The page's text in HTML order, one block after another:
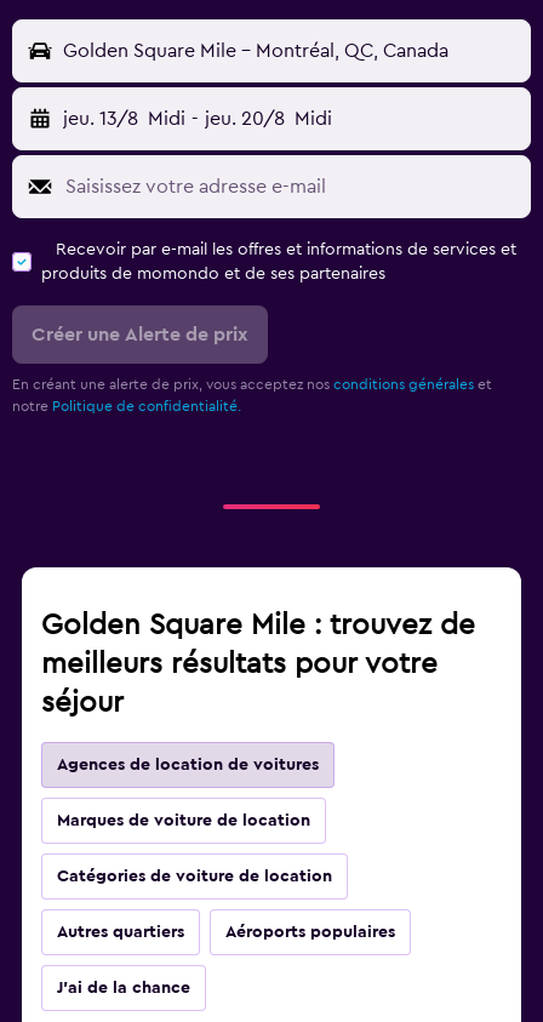
Golden Square Mile - Montréal, QC, Canada
jeu. 13/8 Midi - jeu. 20/8 Midi
Recevoir par e-mail les offres et informations de services et
produits de momondo et de ses partenaires
Créer une Alerte de prix
En créant une alerte de prix, vous acceptez nos conditions générales et
notre Politique de confidentialité.
Golden Square Mile : trouvez de
meilleurs résultats pour votre
séjour
Agences de location de voitures
Marques de voiture de location
Catégories de voiture de location
Autres quartiers Aéroports populaires
J'ai de la chance